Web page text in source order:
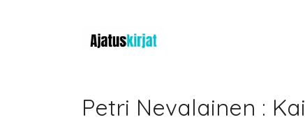
Petri Nevalainen :